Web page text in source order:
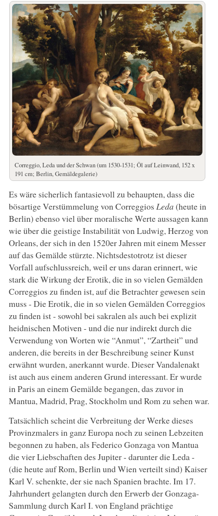
Correggio, Leda und der Schwan (um 1530-1531; Öl auf Leinwand, 152 x
191 cm; Berlin, Gemäldegalerie)
Es wäre sicherlich fantasievoll zu behaupten, dass die
bösartige Verstümmelung von Correggios Leda (heute in
Berlin) ebenso viel über moralische Werte aussagen kann
wie über die geistige Instabilität von Ludwig, Herzog von
Orleans, der sich in den 1520er Jahren mit einem Messer
auf das Gemälde stürzte. Nichtsdestotrotz ist dieser
Vorfall aufschlussreich, weil er uns daran erinnert, wie
stark die Wirkung der Erotik, die in so vielen Gemälden
Correggios zu finden ist, auf die Betrachter gewesen sein
muss - Die Erotik, die in so vielen Gemälden Correggios
zu finden ist - sowohl bei sakralen als auch bei explizit
heidnischen Motiven - und die nur indirekt durch die
Verwendung von Worten wie “Anmut”, “Zartheit” und
anderen, die bereits in der Beschreibung seiner Kunst
erwähnt wurden, anerkannt wurde. Dieser Vandalenakt
ist auch aus einem anderen Grund interessant. Er wurde
in Paris an einem Gemälde begangen, das zuvor in
Mantua, Madrid, Prag, Stockholm und Rom zu sehen war.
Tatsächlich scheint die Verbreitung der Werke dieses
Provinzmalers in ganz Europa noch zu seinen Lebzeiten
begonnen zu haben, als Federico Gonzaga von Mantua
die vier Liebschaften des Jupiter - darunter die Leda -
(die heute auf Rom, Berlin und Wien verteilt sind) Kaiser
Karl V. schenkte, der sie nach Spanien brachte. Im 17.
Jahrhundert gelangten durch den Erwerb der Gonzaga-
Sammlung durch Karl I. von England prächtige